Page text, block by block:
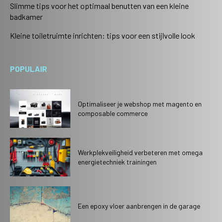
Slimme tips voor het optimaal benutten van een kleine
badkamer
Kleine toiletruimte inrichten: tips voor een stijlvolle look
POPULAIR
Optimaliseer je webshop met magento en
composable commerce
Werkplekveiligheid verbeteren met omega
energietechniek trainingen
Een epoxy vloer aanbrengen in de garage